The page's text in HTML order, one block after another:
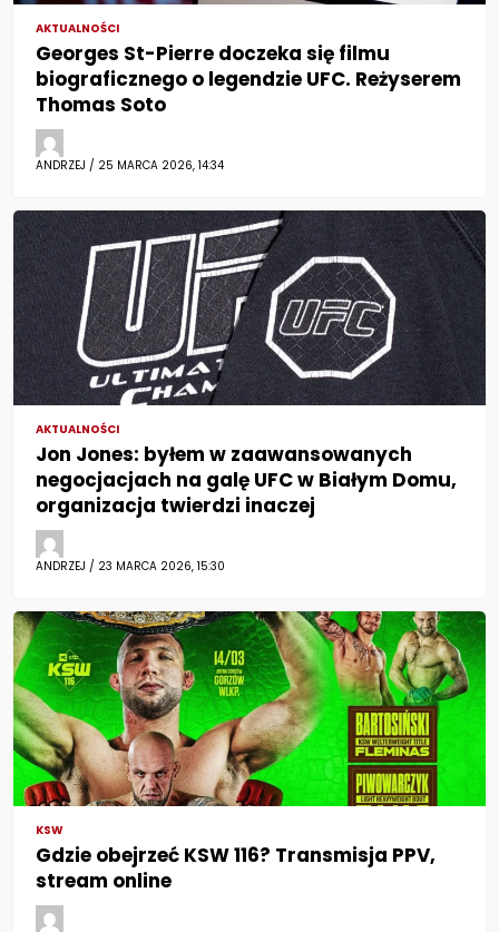
AKTUALNOŚCI
Georges St-Pierre doczeka się filmu
biograficznego o legendzie UFC. Reżyserem
Thomas Soto
ANDRZEJ / 25 MARCA 2026, 14:34
AKTUALNOŚCI
Jon Jones: byłem w zaawansowanych
negocjacjach na galę UFC w Białym Domu,
organizacja twierdzi inaczej
ANDRZEJ / 23 MARCA 2026, 15:30
KSW
Gdzie obejrzeć KSW 116? Transmisja PPV,
stream online